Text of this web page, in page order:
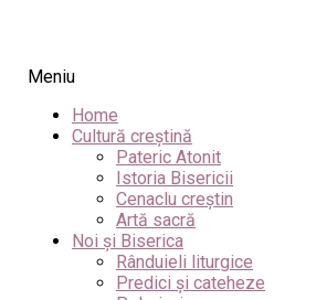
Meniu
Home
Cultură creștină
Pateric Atonit
Istoria Bisericii
Cenaclu creștin
Artă sacră
Noi și Biserica
Rânduieli liturgice
Predici și cateheze